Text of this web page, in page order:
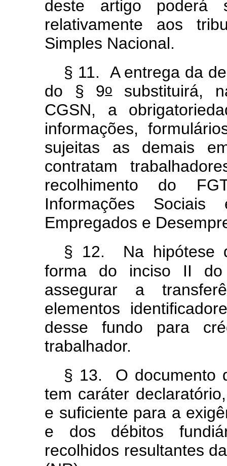
deste artigo poderá
relativamente aos
Simples Nacional.
§ 11. A entrega da
do § 9osubstituirá,
CGSN, a
informações,
sujeitas as demais
contratam
recolhimento do
Informações
Empregados e
§ 12. Na hipótese
forma do inciso II
assegurar a
elementos
desse fundo para
trabalhador.
§ 13. O documento
tem caráter
e suficiente para a
e dos débitos
recolhidos resultantes